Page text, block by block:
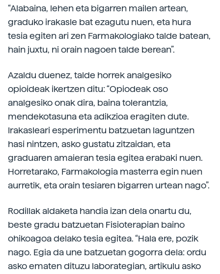
“Alabaina, lehen eta bigarren mailen artean,
graduko irakasle bat ezagutu nuen, eta hura
tesia egiten ari zen Farmakologiako talde batean,
hain juxtu, ni orain nagoen talde berean”.
Azaldu duenez, talde horrek analgesiko
opioideak ikertzen ditu: “Opiodeak oso
analgesiko onak dira, baina tolerantzia,
mendekotasuna eta adikzioa eragiten dute.
Irakasleari esperimentu batzuetan laguntzen
hasi nintzen, asko gustatu zitzaidan, eta
graduaren amaieran tesia egitea erabaki nuen.
Horretarako, Farmakologia masterra egin nuen
aurretik, eta orain tesiaren bigarren urtean nago”.
Rodillak aldaketa handia izan dela onartu du,
beste gradu batzuetan Fisioterapian baino
ohikoagoa delako tesia egitea. “Hala ere, pozik
nago. Egia da une batzuetan gogorra dela: ordu
asko ematen dituzu laborategian, artikulu asko